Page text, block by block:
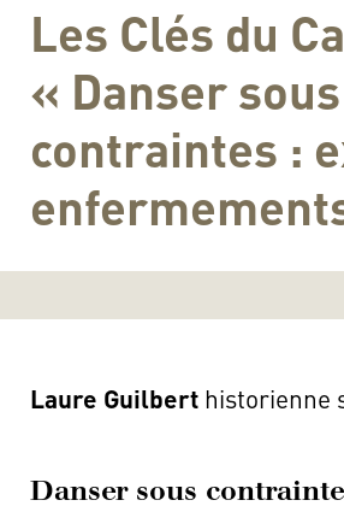
Les Clés du
« Danser sous
contraintes :
Laure Guilbert historienne
Danser sous